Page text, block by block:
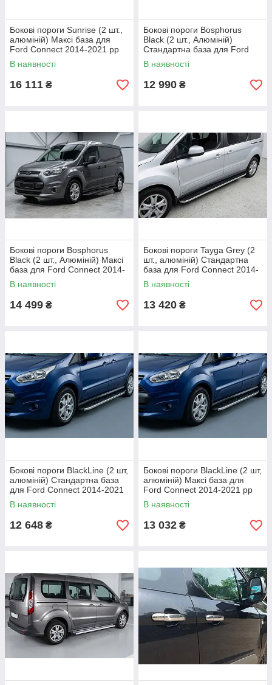
Бокові пороги Sunrise (2 шт.,
алюміній) Максі база для
Ford Connect 2014-2021 рр
В наявності
16 111 ₴
Бокові пороги Bosphorus
Black (2 шт., Алюміній)
Стандартна база для Ford
Connect 2014-2021 рр
В наявності
12 990 ₴
Бокові пороги Bosphorus
Black (2 шт., Алюміній) Максі
база для Ford Connect 2014-
2021 рр
В наявності
14 499 ₴
Бокові пороги Tayga Grey (2
шт., алюміній) Стандартна
база для Ford Connect 2014-
2021 рр
В наявності
13 420 ₴
Бокові пороги BlackLine (2 шт,
алюміній) Стандартна база
для Ford Connect 2014-2021
рр
В наявності
12 648 ₴
Бокові пороги BlackLine (2 шт,
алюміній) Максі база для
Ford Connect 2014-2021 рр
В наявності
13 032 ₴